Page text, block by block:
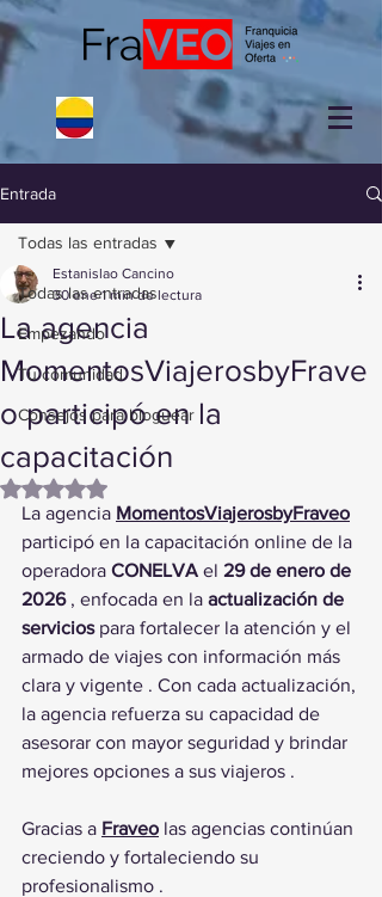
Entrada
Todas las entradas
Empezando
Tu comunidad
Consejos para bloguear
Todas las entradas
La agencia
MomentosViajerosbyFrave
o participó en la
capacitación
Estanislao Cancino
30 ene 1 min de lectura
Obtuvo NaN de 5 estrellas.
La agencia MomentosViajerosbyFraveo
participó en la capacitación online de la
operadora CONELVA el 29 de enero de
2026 , enfocada en la actualización de
servicios para fortalecer la atención y el
armado de viajes con información más
clara y vigente . Con cada actualización,
la agencia refuerza su capacidad de
asesorar con mayor seguridad y brindar
mejores opciones a sus viajeros .
Gracias a Fraveo las agencias continúan
creciendo y fortaleciendo su
profesionalismo .